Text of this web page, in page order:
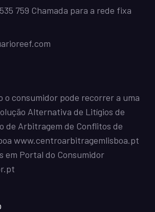
759 Chamada para a rede fixa
o consumidor pode recorrer a uma
Alternativa de Litígios de
de Arbitragem de Conflitos de
www.centroarbitragemlisboa.pt
em Portal do Consumidor